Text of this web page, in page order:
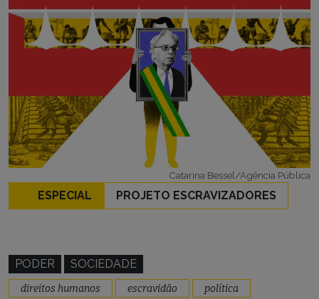
Catarina Bessel/Agência Pública
ESPECIAL PROJETO ESCRAVIZADORES
PODER SOCIEDADE
direitos humanos escravidão política